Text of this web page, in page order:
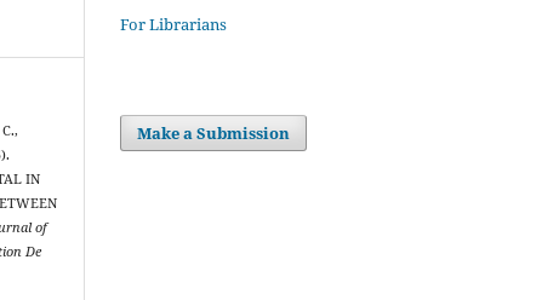
IN
of
De
For Librarians
Make a Submission